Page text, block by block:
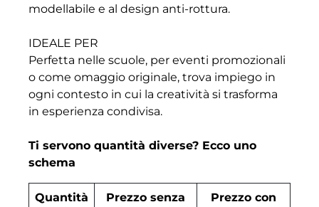
modellabile e al design anti-rottura.
IDEALE PER
Perfetta nelle scuole, per eventi promozionali
o come omaggio originale, trova impiego in
ogni contesto in cui la creatività si trasforma
in esperienza condivisa.
Ti servono quantità diverse? Ecco uno
schema
Quantità
Prezzo senza
Prezzo con